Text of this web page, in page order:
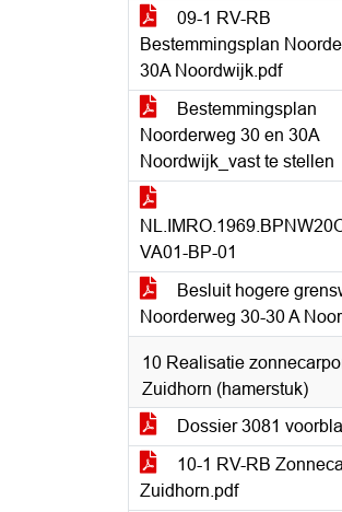
09-1 RV-RB
Bestemmingsplan
30A Noordwijk.pdf
Bestemmingsplan
Noorderweg 30 en 30A
Noordwijk_vast te stellen
VA01-BP-01
Besluit hogere
Noorderweg 30-30 A
10 Realisatie
Zuidhorn (hamerstuk)
Dossier 3081
10-1 RV-RB
Zuidhorn.pdf